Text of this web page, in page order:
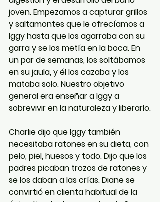
joven. Empezamos a capturar grillos
y saltamontes que le ofrecíamos a
Iggy hasta que los agarraba con su
garra y se los metía en la boca. En
un par de semanas, los soltábamos
en su jaula, y él los cazaba y los
mataba solo. Nuestro objetivo
general era enseñar a Iggy a
sobrevivir en la naturaleza y liberarlo.
Charlie dijo que Iggy también
necesitaba ratones en su dieta, con
pelo, piel, huesos y todo. Dijo que los
padres picaban trozos de ratones y
se los daban a las crías. Diane se
convirtió en clienta habitual de la